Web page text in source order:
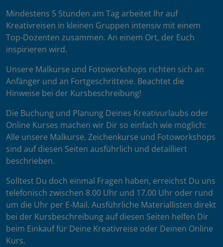
Mindestens 5 Stunden am Tag arbeitet Ihr auf
Kreativreisen in kleinen Gruppen intensiv mit einem
Top-Dozenten zusammen. An einem Ort, der Euch
inspirieren wird.
Unsere Malkurse und Fotoworkshops richten sich an
Anfänger und an Fortgeschrittene. Beachtet die
Hinweise bei der Kursbeschreibung!
Die Buchung und Planung Deines Kreativurlaubs oder
Online Kurses machen wir Dir so einfach wie möglich:
Alle unsere Malkurse, Zeichenkurse und Fotoworkshops
sind auf diesen Seiten ausführlich und detailliert
beschrieben.
Solltest Du doch einmal Fragen haben, erreichst Du uns
telefonisch zwischen 8.00 Uhr und 17.00 Uhr oder rund
um die Uhr per E-Mail. Ausführliche Materiallisten direkt
bei der Kursbeschreibung auf diesen Seiten helfen Dir
beim Einkauf für Deine Kreativreise oder Deinen Online
Kurs.